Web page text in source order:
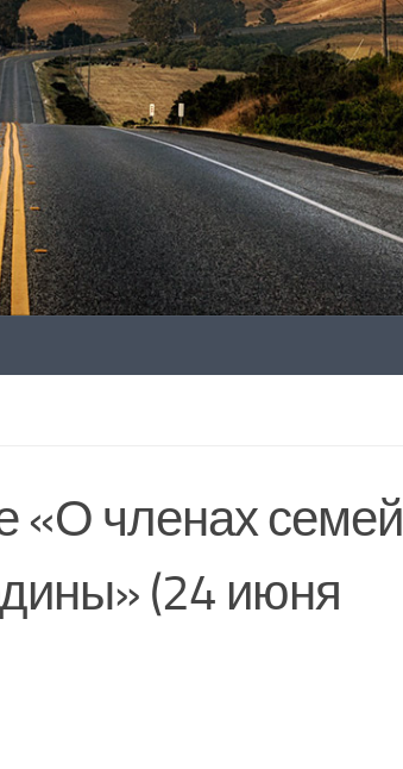
«О членах семей
(24 июня